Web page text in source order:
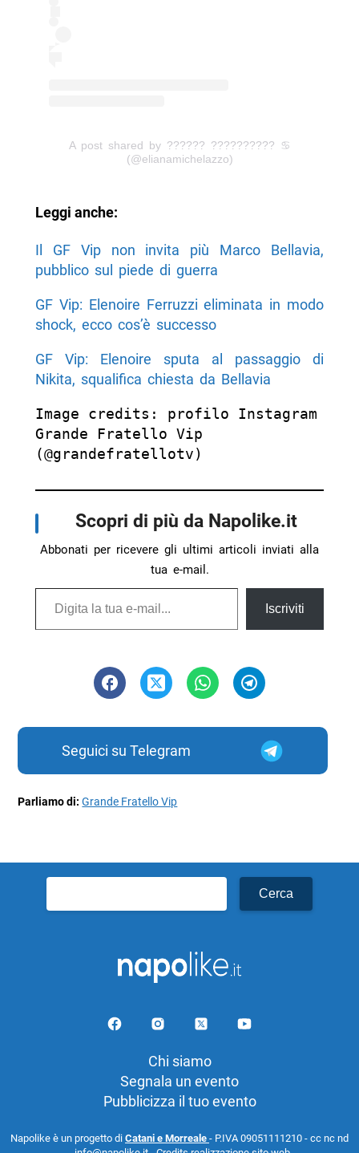
A post shared by ?????? ?????????? ♋️
(@elianamichelazzo)
Leggi anche:
Il GF Vip non invita più Marco Bellavia,
pubblico sul piede di guerra
GF Vip: Elenoire Ferruzzi eliminata in modo
shock, ecco cos’è successo
GF Vip: Elenoire sputa al passaggio di
Nikita, squalifica chiesta da Bellavia
Image credits: profilo Instagram
Grande Fratello Vip
(@grandefratellotv)
Scopri di più da Napolike.it
Abbonati per ricevere gli ultimi articoli inviati alla
tua e-mail.
Digita la tua e-mail...
Iscriviti
Seguici su Telegram
Parliamo di:Grande Fratello Vip
per:
Chi siamo
Segnala un evento
Pubblicizza il tuo evento
Napolike è un progetto di Catani e Morreale - P.IVA 09051111210 - cc nc nd